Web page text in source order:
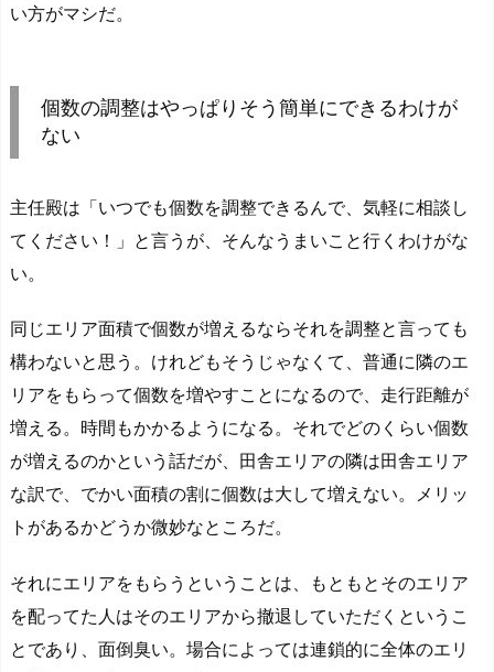
い方がマシだ。
個数の調整はやっぱりそう簡単にできるわけが
ない
主任殿は「いつでも個数を調整できるんで、気軽に相談し
てください！」と言うが、そんなうまいこと行くわけがな
い。
同じエリア面積で個数が増えるならそれを調整と言っても
構わないと思う。けれどもそうじゃなくて、普通に隣のエ
リアをもらって個数を増やすことになるので、走行距離が
増える。時間もかかるようになる。それでどのくらい個数
が増えるのかという話だが、田舎エリアの隣は田舎エリア
な訳で、でかい面積の割に個数は大して増えない。メリッ
トがあるかどうか微妙なところだ。
それにエリアをもらうということは、もともとそのエリア
を配ってた人はそのエリアから撤退していただくというこ
とであり、面倒臭い。場合によっては連鎖的に全体のエリ